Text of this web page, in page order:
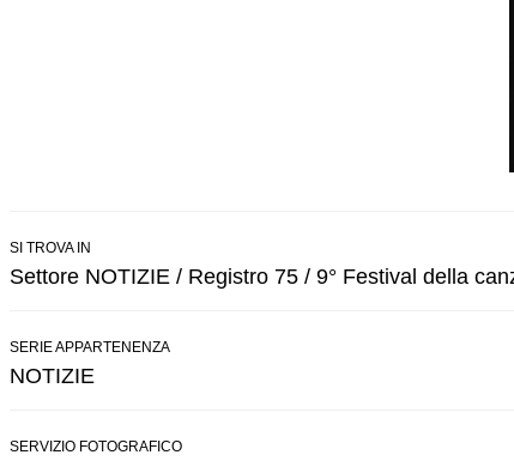
SI TROVA IN
Settore NOTIZIE / Registro 75 / 9° Festival della
SERIE APPARTENENZA
NOTIZIE
SERVIZIO FOTOGRAFICO